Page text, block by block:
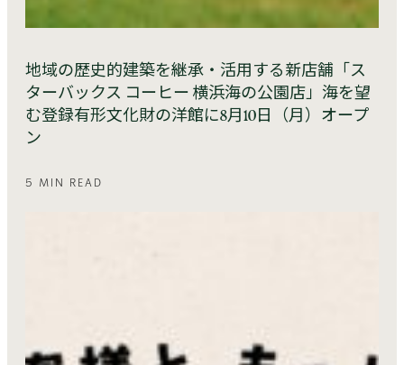
地域の歴史的建築を継承・活用する新店舗「ス
ターバックス コーヒー 横浜海の公園店」海を望
む登録有形文化財の洋館に8月10日（月）オープ
ン
5 MIN READ